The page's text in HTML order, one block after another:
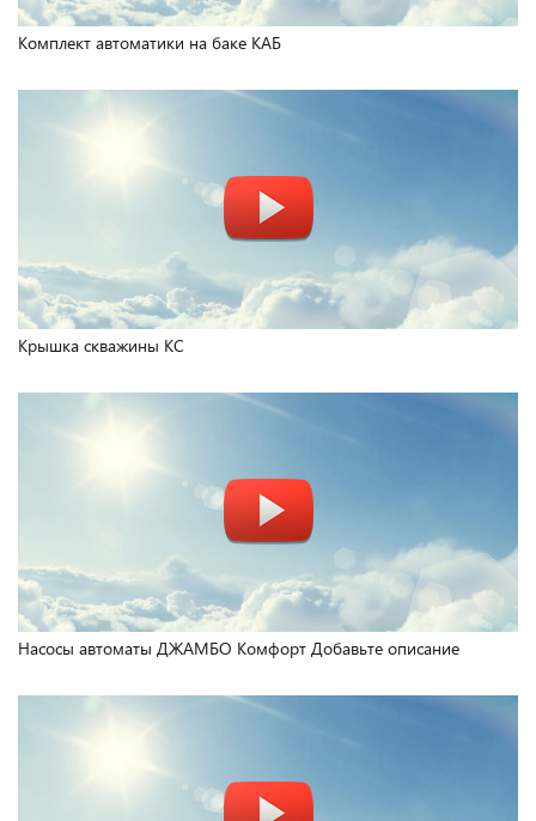
Комплект автоматики на баке КАБ
Крышка скважины КС
Насосы автоматы ДЖАМБО Комфорт Добавьте описание